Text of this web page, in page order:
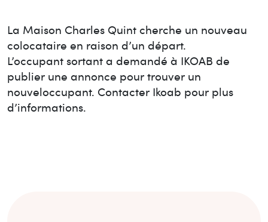
La Maison Charles Quintcherche un nouveau
colocataire en raison d’un départ.
L’occupant sortant a demandé à IKOAB de
publier une annonce pour trouver un
nouveloccupant. Contacter Ikoab pour plus
d’informations.